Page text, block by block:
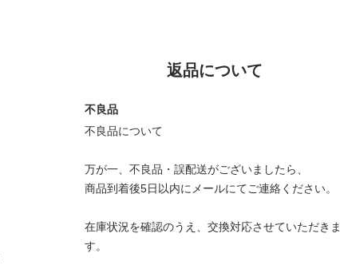
返品について
不良品
不良品について
万が一、不良品・誤配送がございましたら、
商品到着後5日以内にメールにてご連絡ください。
在庫状況を確認のうえ、交換対応させていただきま
す。